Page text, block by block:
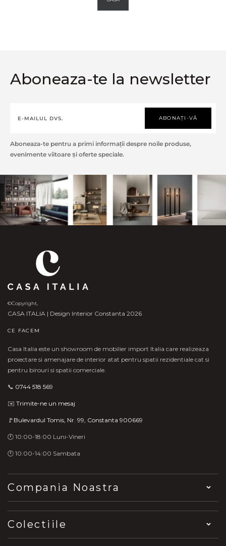
Aboneaza-te la newsletter
ABONAȚI-VĂ
Aboneaza-te pentru a primi informații despre noile produse,
evenimente viitoare și oferte speciale.
©Copyright,
CASA ITALIA | Design Interior Constanta 2026
CE FACEM
Casa Italia este un showroom de mobilier import Italia care realizeaza
proiectare si amenajare de interior atat pentru spatii rezidentiale cat si
pentru birouri si spatii comerciale.
📞 0744 518 569
✉️ Trimite-ne un mesaj
🚩Bulevardul Tomis, Nr. 99, Constanta 900669
🕛 10:00-18:00 Luni-Vineri
🕛 10:00-14:00 Sambata
Compania Noastra
Colectiile